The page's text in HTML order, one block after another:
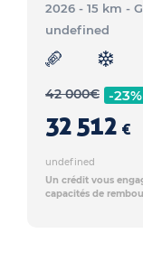
2026 - 15 km -
undefined
42 000€ -23%
32 512 €
undefined
Un crédit vous
capacités de